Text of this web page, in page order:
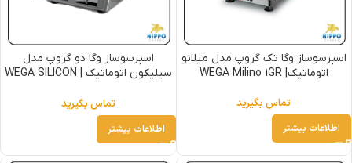
اسپرسوساز وگا تک گروپ مدل میلانو
اتوماتیک| WEGA Milino 1GR
تماس بگیرید
اطلاعات بیشتر
اسپرسوساز وگا دو گروپ مدل
سیلیکون اتوماتیک | WEGA SILICON
تماس بگیرید
اطلاعات بیشتر